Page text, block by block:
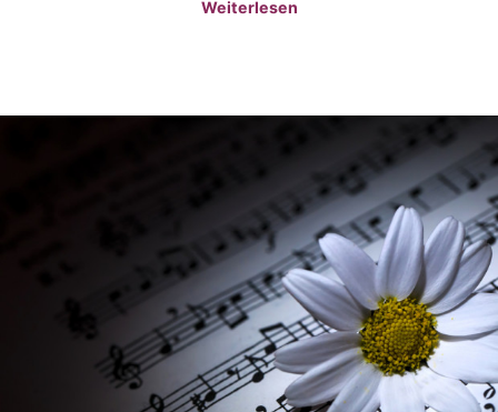
Weiterlesen